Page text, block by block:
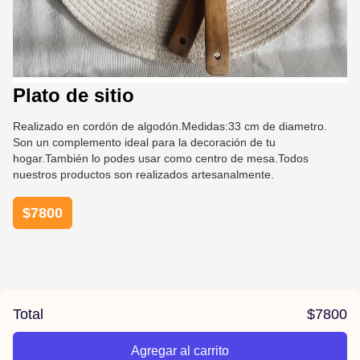
Plato de sitio
Realizado en cordón de algodón.Medidas:33 cm de diametro.
Son un complemento ideal para la decoración de tu
hogar.También lo podes usar como centro de mesa.Todos
nuestros productos son realizados artesanalmente.
$7800
Total $7800
Agregar al carrito